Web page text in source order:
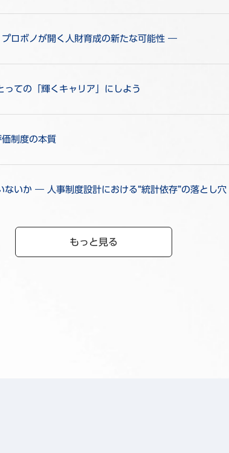
ロボノが開く人財育成の新たな可能性 ―
ての「輝くキャリア」にしよう
制度の本質
ないか ― 人事制度設計における“統計依存”の落とし
もっと見る